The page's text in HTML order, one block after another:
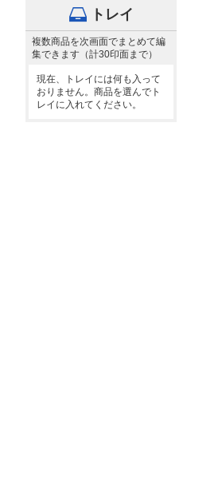
トレイ
複数商品を次画面でまとめて編
集できます（計30印面まで）
現在、トレイには何も入って
おりません。商品を選んでト
レイに入れてください。